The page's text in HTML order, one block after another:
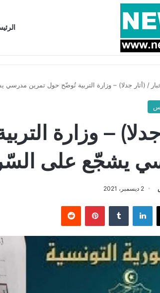
وبتكليف من سعيّد: الخارجية تستدعي السفيرة
/ (أثار جدلا) – وزارة التربية تُوضّح حول تمرين
جدلا) – وزارة
يشجّع على
2 ديسمبر، 2021
X لينكدإن بينتيريست